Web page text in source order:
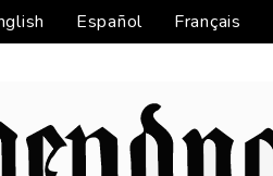
Español Français